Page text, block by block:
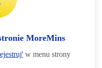
MoreMins
w menu strony